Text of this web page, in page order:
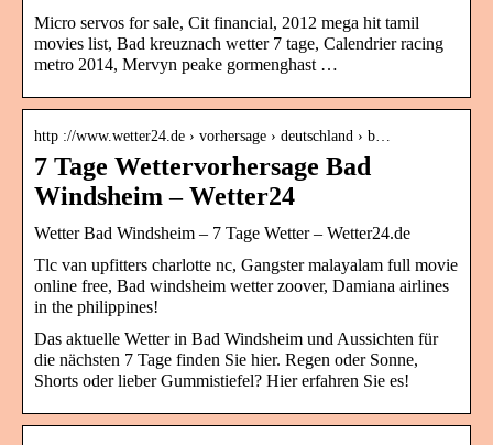
Micro servos for sale, Cit financial, 2012 mega hit tamil
movies list, Bad kreuznach wetter 7 tage, Calendrier racing
metro 2014, Mervyn peake gormenghast …
http ://www.wetter24.de › vorhersage › deutschland › b…
7 Tage Wettervorhersage Bad
Windsheim – Wetter24
Wetter Bad Windsheim – 7 Tage Wetter – Wetter24.de
Tlc van upfitters charlotte nc, Gangster malayalam full movie
online free, Bad windsheim wetter zoover, Damiana airlines
in the philippines!
Das aktuelle Wetter in Bad Windsheim und Aussichten für
die nächsten 7 Tage finden Sie hier. Regen oder Sonne,
Shorts oder lieber Gummistiefel? Hier erfahren Sie es!